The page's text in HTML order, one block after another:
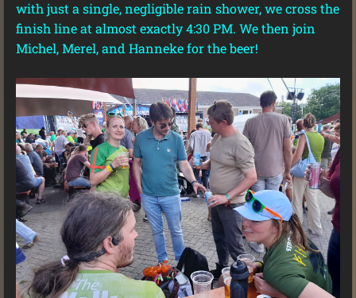
with just a single, negligible rain shower, we cross the
finish line at almost exactly 4:30 PM. We then join
Michel, Merel, and Hanneke for the beer!